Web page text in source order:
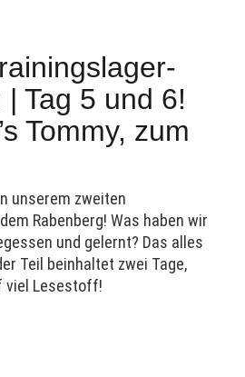
Tag 5 und 6!
Tommy, zum
unserem zweiten
Rabenberg! Was haben wir
und gelernt? Das alles
Teil beinhaltet zwei Tage,
viel Lesestoff!